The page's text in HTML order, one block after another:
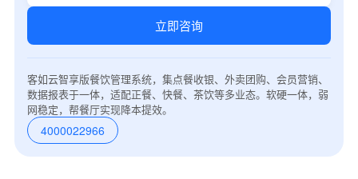
立即咨询
客如云智享版餐饮管理系统，集点餐收银、外卖团购、会员营销、
数据报表于一体，适配正餐、快餐、茶饮等多业态。软硬一体，弱
网稳定，帮餐厅实现降本提效。
4000022966